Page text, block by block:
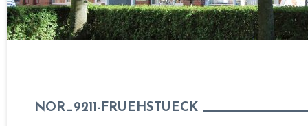
NOR_9211-FRUEHSTUECK